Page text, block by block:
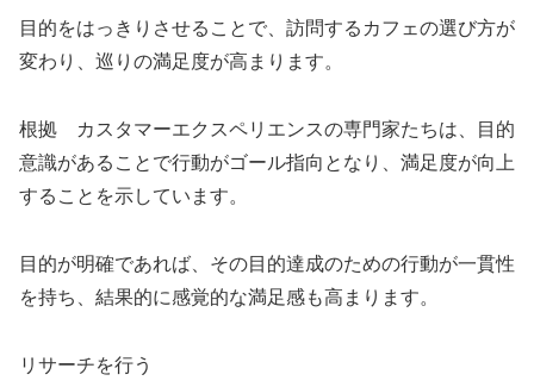
目的をはっきりさせることで、訪問するカフェの選び方が
変わり、巡りの満足度が高まります。
根拠 カスタマーエクスペリエンスの専門家たちは、目的
意識があることで行動がゴール指向となり、満足度が向上
することを示しています。
目的が明確であれば、その目的達成のための行動が一貫性
を持ち、結果的に感覚的な満足感も高まります。
リサーチを行う